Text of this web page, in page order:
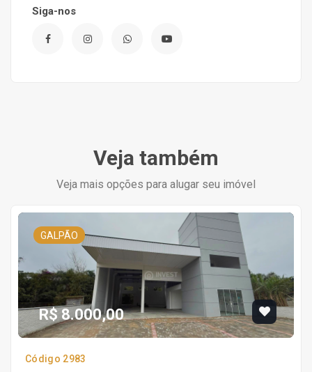
Siga-nos
Veja também
Veja mais opções para alugar seu imóvel
GALPÃO
R$ 8.000,00
Código 2983